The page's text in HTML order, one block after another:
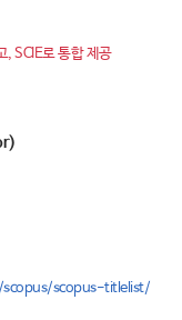
, SCIE로 통합 제공
scopus-titlelist/